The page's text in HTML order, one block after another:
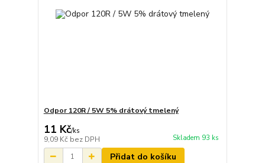
Odpor 120R / 5W 5% drátový tmelený
11 Kč/ks
9,09 Kč bez DPH Skladem 93 ks
Přidat do košíku